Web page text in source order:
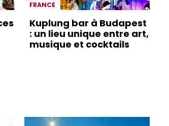
FRANCE
Kuplung bar à Budapest
: un lieu unique entre art,
musique et cocktails